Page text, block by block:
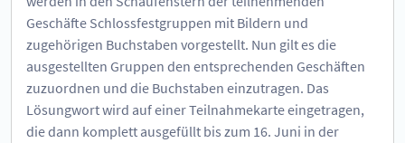
Geschäfte Schlossfestgruppen mit Bildern und
zugehörigen Buchstaben vorgestellt. Nun gilt es die
ausgestellten Gruppen den entsprechenden Geschäften
zuzuordnen und die Buchstaben einzutragen. Das
Lösungwort wird auf einer Teilnahmekarte eingetragen,
die dann komplett ausgefüllt bis zum 16. Juni in der